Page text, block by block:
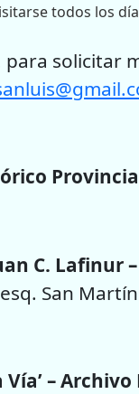
todos los
para solicitar
C. Lafinur
San
Vía’ –